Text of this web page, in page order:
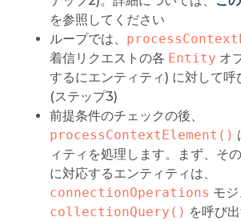
を参照してください
ループでは、
着信リクエストの各 Entity オ
するにエンティティ) に対して呼
(ステップ3)
前提条件のチェックの後、
processContextElement()
ィティを処理します。まず、そ
に対応するエンティティは、
connectionOperations モ
collectionQuery() を呼び